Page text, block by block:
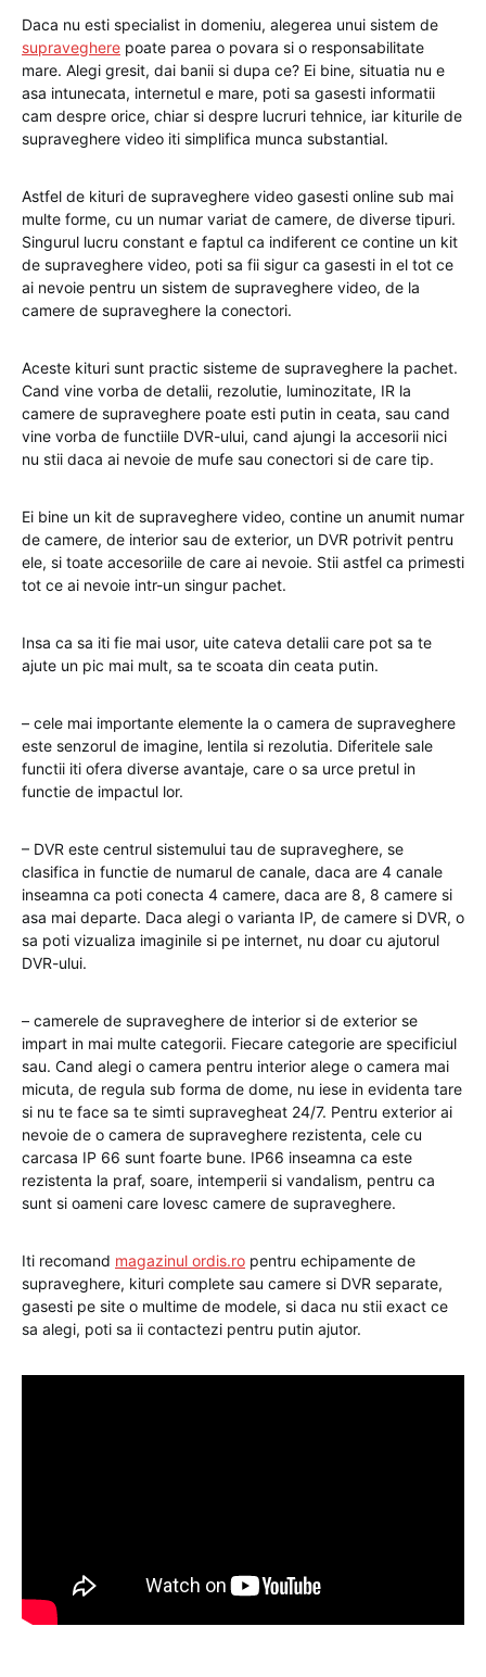
Daca nu esti specialist in domeniu, alegerea unui sistem de
supraveghere poate parea o povara si o responsabilitate
mare. Alegi gresit, dai banii si dupa ce? Ei bine, situatia nu e
asa intunecata, internetul e mare, poti sa gasesti informatii
cam despre orice, chiar si despre lucruri tehnice, iar kiturile de
supraveghere video iti simplifica munca substantial.
Astfel de kituri de supraveghere video gasesti online sub mai
multe forme, cu un numar variat de camere, de diverse tipuri.
Singurul lucru constant e faptul ca indiferent ce contine un kit
de supraveghere video, poti sa fii sigur ca gasesti in el tot ce
ai nevoie pentru un sistem de supraveghere video, de la
camere de supraveghere la conectori.
Aceste kituri sunt practic sisteme de supraveghere la pachet.
Cand vine vorba de detalii, rezolutie, luminozitate, IR la
camere de supraveghere poate esti putin in ceata, sau cand
vine vorba de functiile DVR-ului, cand ajungi la accesorii nici
nu stii daca ai nevoie de mufe sau conectori si de care tip.
Ei bine un kit de supraveghere video, contine un anumit numar
de camere, de interior sau de exterior, un DVR potrivit pentru
ele, si toate accesoriile de care ai nevoie. Stii astfel ca primesti
tot ce ai nevoie intr-un singur pachet.
Insa ca sa iti fie mai usor, uite cateva detalii care pot sa te
ajute un pic mai mult, sa te scoata din ceata putin.
– cele mai importante elemente la o camera de supraveghere
este senzorul de imagine, lentila si rezolutia. Diferitele sale
functii iti ofera diverse avantaje, care o sa urce pretul in
functie de impactul lor.
– DVR este centrul sistemului tau de supraveghere, se
clasifica in functie de numarul de canale, daca are 4 canale
inseamna ca poti conecta 4 camere, daca are 8, 8 camere si
asa mai departe. Daca alegi o varianta IP, de camere si DVR, o
sa poti vizualiza imaginile si pe internet, nu doar cu ajutorul
DVR-ului.
– camerele de supraveghere de interior si de exterior se
impart in mai multe categorii. Fiecare categorie are specificiul
sau. Cand alegi o camera pentru interior alege o camera mai
micuta, de regula sub forma de dome, nu iese in evidenta tare
si nu te face sa te simti supravegheat 24/7. Pentru exterior ai
nevoie de o camera de supraveghere rezistenta, cele cu
carcasa IP 66 sunt foarte bune. IP66 inseamna ca este
rezistenta la praf, soare, intemperii si vandalism, pentru ca
sunt si oameni care lovesc camere de supraveghere.
Iti recomand magazinul ordis.ro pentru echipamente de
supraveghere, kituri complete sau camere si DVR separate,
gasesti pe site o multime de modele, si daca nu stii exact ce
sa alegi, poti sa ii contactezi pentru putin ajutor.